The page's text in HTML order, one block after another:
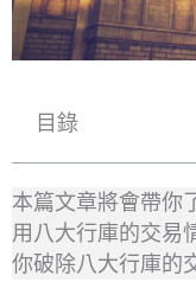
目錄
本篇文章將會帶你
用八大行庫的交易
你破除八大行庫的